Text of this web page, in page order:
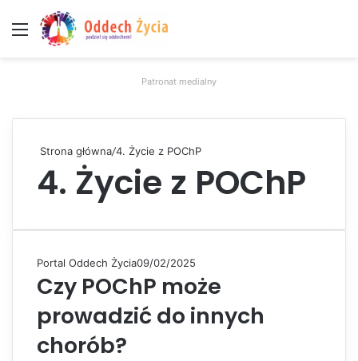
Menu
Patronat medialny
Strona główna/4. Życie z POChP
4. Życie z POChP
Portal Oddech Życia09/02/2025
Czy POChP może
prowadzić do innych
chorób?